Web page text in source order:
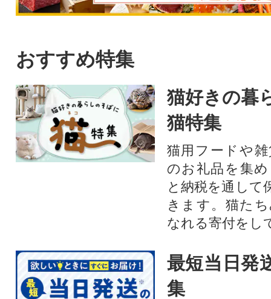
おすすめ特集
猫好きの暮
猫特集
猫用フードや
のお礼品を集
と納税を通して
きます。猫た
なれる寄付をし
最短当日発
集